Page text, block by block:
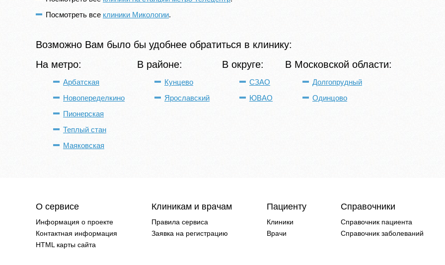
Посмотреть все клиники Микологии.
Возможно Вам было бы удобнее обратиться в клинику:
На метро:
Арбатская
Новопеределкино
Пионерская
Теплый стан
Маяковская
В районе:
Кунцево
Ярославский
В округе:
СЗАО
ЮВАО
В Московской области:
Долгопрудный
Одинцово
О сервисе
Информация о проекте
Контактная информация
HTML карты сайта
Клиникам и врачам
Правила сервиса
Заявка на регистрацию
Пациенту
Клиники
Врачи
Справочники
Справочник пациента
Справочник заболеваний